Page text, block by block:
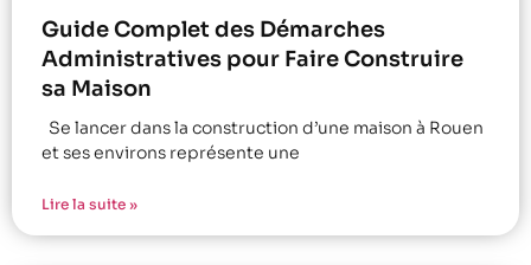
Guide Complet des Démarches
Administratives pour Faire Construire
sa Maison
Se lancer dans la construction d’une maison à Rouen
et ses environs représente une
Lire la suite »